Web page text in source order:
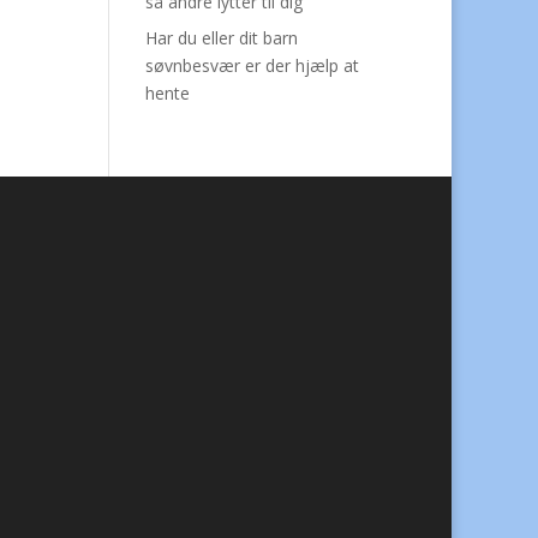
Har du eller dit barn
søvnbesvær er der hjælp at
hente